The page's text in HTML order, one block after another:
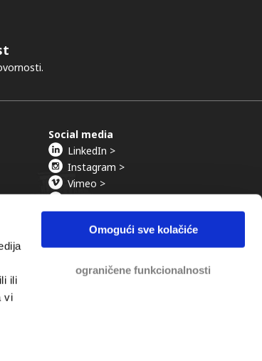
ili
vi
Omogući sve kolačiće
ograničene funkcionalnosti
Social media
LinkedIn >
Instagram >
Vimeo >